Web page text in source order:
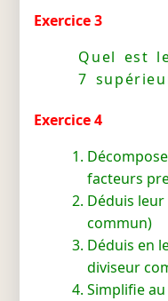
Exercice 3
Quel est
7
Exercice 4
facteurs
Déduis
commun)
Déduis en
diviseur
Simplifie